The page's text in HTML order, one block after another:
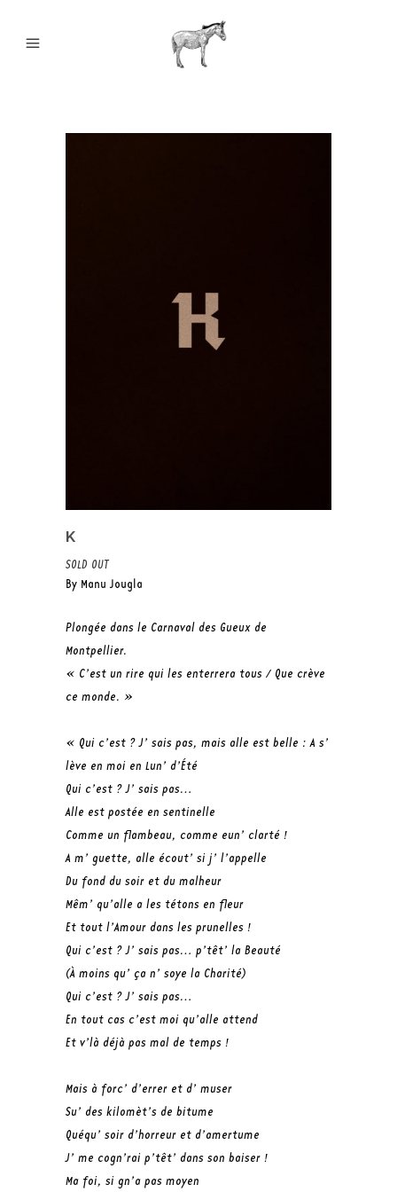
K
SOLD OUT
By Manu Jougla
Plongée dans le Carnaval des Gueux de
Montpellier.
« C’est un rire qui les enterrera tous / Que crève
ce monde. »
« Qui c’est ? J’ sais pas, mais alle est belle : A s’
lève en moi en Lun’ d’Été
Qui c’est ? J’ sais pas…
Alle est postée en sentinelle
Comme un flambeau, comme eun’ clarté !
A m’ guette, alle écout’ si j’ l’appelle
Du fond du soir et du malheur
Mêm’ qu’alle a les tétons en fleur
Et tout l’Amour dans les prunelles !
Qui c’est ? J’ sais pas… p’têt’ la Beauté
(À moins qu’ ça n’ soye la Charité)
Qui c’est ? J’ sais pas…
En tout cas c’est moi qu’alle attend
Et v’là déjà pas mal de temps !
Mais à forc’ d’errer et d’ muser
Su’ des kilomèt’s de bitume
Quéqu’ soir d’horreur et d’amertume
J’ me cogn’rai p’têt’ dans son baiser !
Ma foi, si gn’a pas moyen